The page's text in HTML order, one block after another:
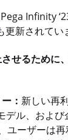
Infinity
更新されてい
せるため
： 新しい再
デル、およ
ユーザーは